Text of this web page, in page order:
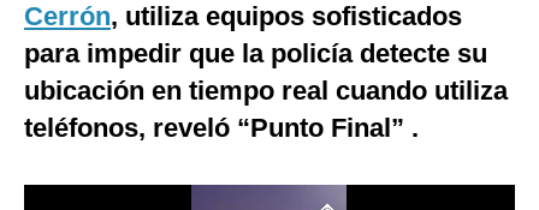
México
España
Internacional
Cerrón, utiliza equipos sofisticados
para impedir que la policía detecte su
ubicación en tiempo real cuando utiliza
teléfonos, reveló “Punto Final” .